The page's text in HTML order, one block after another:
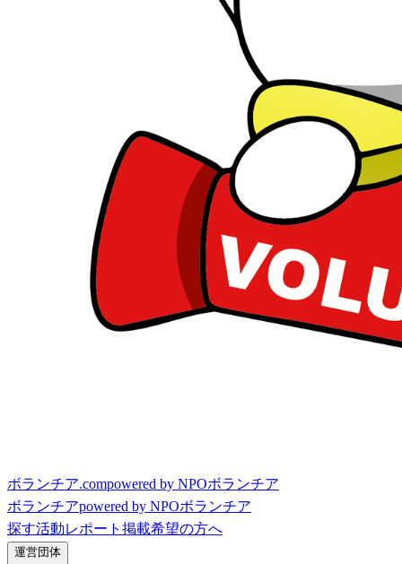
ボランチア.compowered by NPOボランチア
ボランチアpowered by NPOボランチア
探す活動レポート 掲載希望の方へ
運営団体